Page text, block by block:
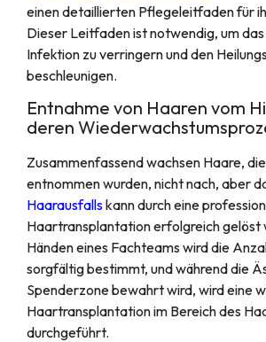
einen detaillierten Pflegeleitfaden für
Dieser Leitfaden ist notwendig, um das
Infektion zu verringern und den
beschleunigen.
Entnahme von Haaren vom
deren
Zusammenfassend wachsen Haare,
entnommen wurden, nicht nach, aber
Haarausfallskann durch eine
Haartransplantation erfolgreich gelöst
Händen eines Fachteams wird die
sorgfältig bestimmt, und während die
Spenderzone bewahrt wird, wird eine
Haartransplantation im Bereich des
durchgeführt.